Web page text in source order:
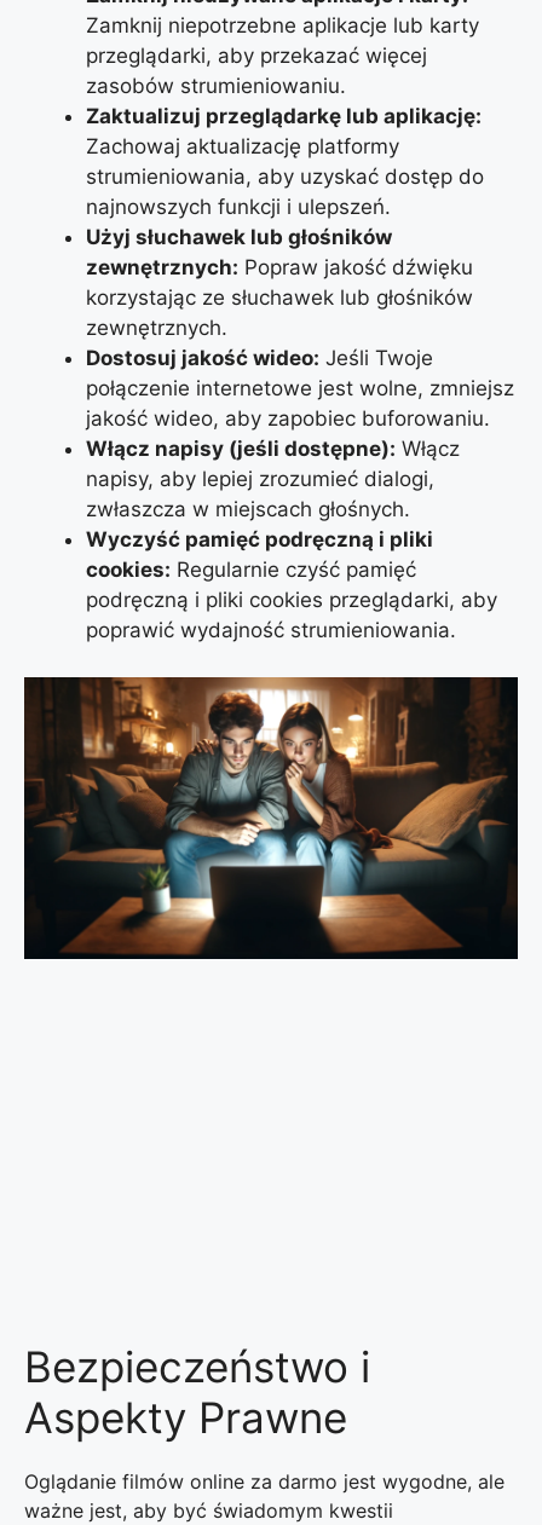
Zamknij niepotrzebne aplikacje lub karty
przeglądarki, aby przekazać więcej
zasobów strumieniowaniu.
Zaktualizuj przeglądarkę lub aplikację:
Zachowaj aktualizację platformy
strumieniowania, aby uzyskać dostęp do
najnowszych funkcji i ulepszeń.
Użyj słuchawek lub głośników
zewnętrznych: Popraw jakość dźwięku
korzystając ze słuchawek lub głośników
zewnętrznych.
Dostosuj jakość wideo: Jeśli Twoje
połączenie internetowe jest wolne, zmniejsz
jakość wideo, aby zapobiec buforowaniu.
Włącz napisy (jeśli dostępne): Włącz
napisy, aby lepiej zrozumieć dialogi,
zwłaszcza w miejscach głośnych.
Wyczyść pamięć podręczną i pliki
cookies: Regularnie czyść pamięć
podręczną i pliki cookies przeglądarki, aby
poprawić wydajność strumieniowania.
Bezpieczeństwo i
Aspekty Prawne
Oglądanie filmów online za darmo jest wygodne, ale
ważne jest, aby być świadomym kwestii